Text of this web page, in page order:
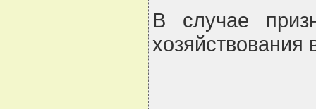
В случае
хозяйствования